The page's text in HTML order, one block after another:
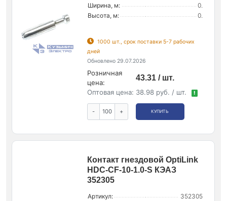
Ширина, м:
0.
Высота, м:
0.
1000 шт., срок поставки 5-7 рабочих
дней
Обновлено 29.07.2026
Розничная
цена:
43.31 / шт.
Оптовая цена: 38.98 руб. / шт. !
- + КУПИТЬ
Контакт гнездовой OptiLink
HDC-CF-10-1.0-S КЭАЗ
352305
Артикул:
352305